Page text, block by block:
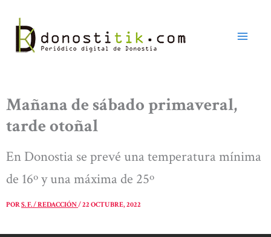
contenido
Mañana de sábado primaveral,
tarde otoñal
En Donostia se prevé una temperatura mínima
de 16º y una máxima de 25º
PORS. F. / REDACCIÓN/22 OCTUBRE, 2022